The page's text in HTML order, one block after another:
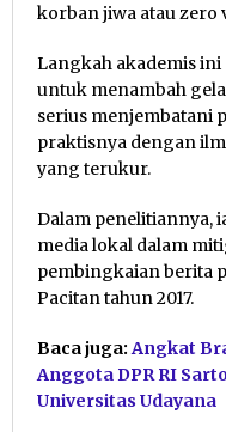
korban jiwa atau zero
Langkah akademis
untuk menambah
serius menjembatani
praktisnya dengan
yang terukur.
Dalam penelitiannya,
media lokal dalam
pembingkaian berita
Pacitan tahun 2017.
Baca juga: Angkat
Anggota DPR RI
Universitas Udayana